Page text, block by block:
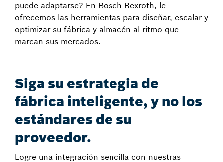
puede adaptarse? En Bosch Rexroth, le
ofrecemos las herramientas para diseñar, escalar y
optimizar su fábrica y almacén al ritmo que
marcan sus mercados.
Siga su estrategia de
fábrica inteligente, y no los
estándares de su
proveedor.
Logre una integración sencilla con nuestras